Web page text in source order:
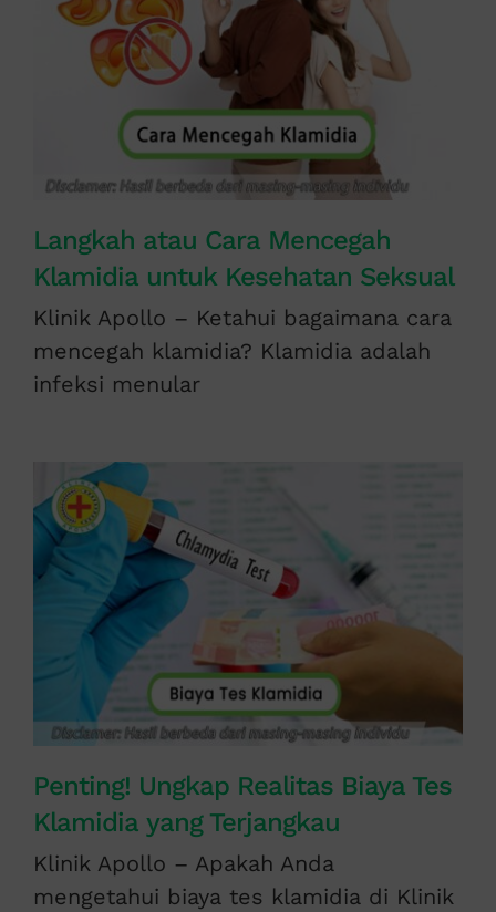
Langkah atau Cara Mencegah
Klamidia untuk Kesehatan Seksual
Klinik Apollo – Ketahui bagaimana cara
mencegah klamidia? Klamidia adalah
infeksi menular
Penting! Ungkap Realitas Biaya Tes
Klamidia yang Terjangkau
Klinik Apollo – Apakah Anda
mengetahui biaya tes klamidia di Klinik